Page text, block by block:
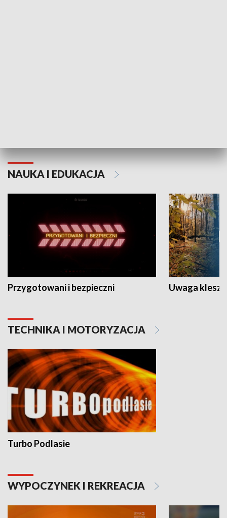
NAUKA I EDUKACJA
Przygotowani i bezpieczni Uwaga
TECHNIKA I MOTORYZACJA
Turbo Podlasie
WYPOCZYNEK I REKREACJA